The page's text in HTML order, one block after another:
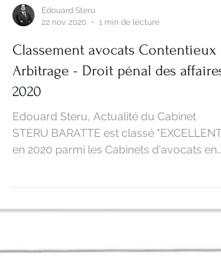
22 nov. 2020
1 min de lecture
Classement avocats Contentieux
Arbitrage - Droit pénal des affaires
2020
Edouard Steru, Actualité du Cabinet
STERU BARATTE est classé "EXCELLENT"